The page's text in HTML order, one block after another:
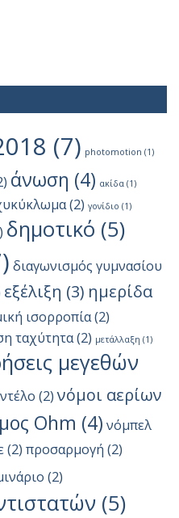
(7) photomotion (1)
άνωση (4) ακίδα (1)
(2) γονίδιο (1)
δημοτικό (5)
διαγωνισμός γυμνασίου
εξέλιξη (3) ημερίδα
ισορροπία(2)
ταχύτητα(2) μετάλλαξη (1)
μεγεθών
(2) νόμοι αερίων
Ohm (4) νόμπελ
(2) προσαρμογή (2)
(2)
(5)